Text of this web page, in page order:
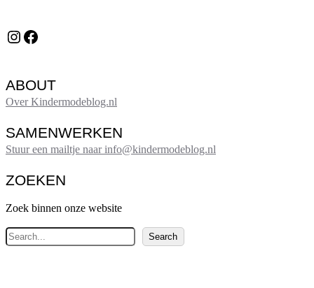
Instagram Facebook
ABOUT
Over Kindermodeblog.nl
SAMENWERKEN
Stuur een mailtje naar info@kindermodeblog.nl
ZOEKEN
Zoek binnen onze website
Z
o
Search